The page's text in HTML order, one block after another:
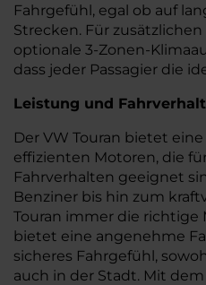
Fahrgefühl, egal ob auf
Strecken. Für
optionale 3-Zonen-
dass jeder Passagier die
Leistung und
Der VW Touran bietet
effizienten Motoren, die
Fahrverhalten geeignet
Benziner bis hin zum
Touran immer die richtige
bietet eine angenehme
sicheres Fahrgefühl,
auch in der Stadt. Mit